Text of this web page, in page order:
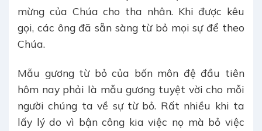
mừng của Chúa cho tha nhân. Khi được kêu
gọi, các ông đã sẵn sàng từ bỏ mọi sự để theo
Chúa.
Mẫu gương từ bỏ của bốn môn đệ đầu tiên
hôm nay phải là mẫu gương tuyệt vời cho mỗi
người chúng ta về sự từ bỏ. Rất nhiều khi ta
lấy lý do vì bận công kia việc nọ mà bỏ việc